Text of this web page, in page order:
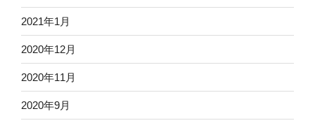
2021年1月
2020年12月
2020年11月
2020年9月